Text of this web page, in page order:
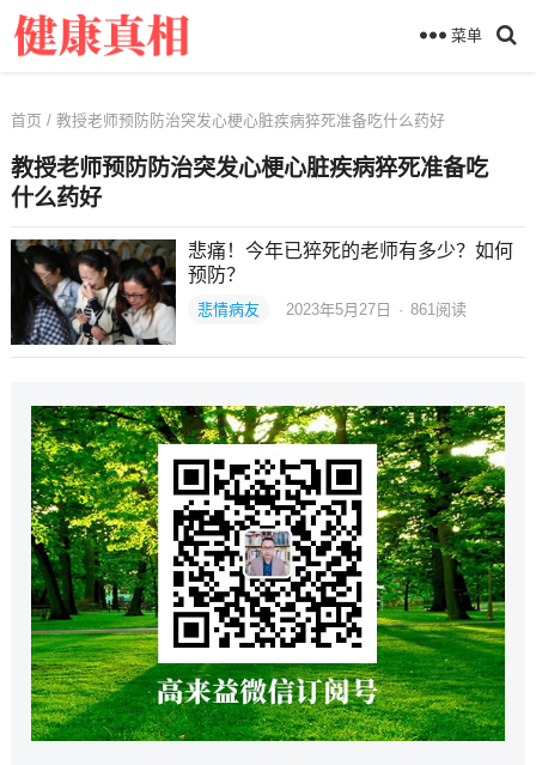
菜单
首页 / 教授老师预防防治突发心梗心脏疾病猝死准备吃什么药好
教授老师预防防治突发心梗心脏疾病猝死准备吃
什么药好
悲痛！今年已猝死的老师有多少？如何
预防？
悲情病友 2023年5月27日 · 861 阅读